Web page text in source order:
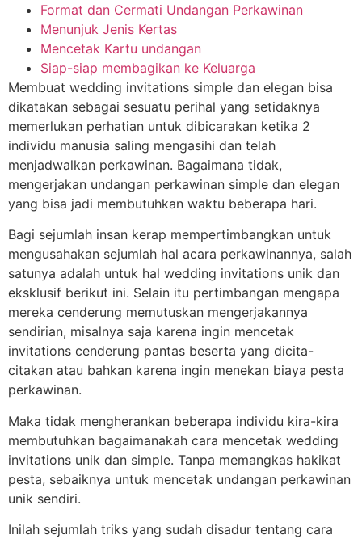
Format dan Cermati Undangan Perkawinan
Menunjuk Jenis Kertas
Mencetak Kartu undangan
Siap-siap membagikan ke Keluarga
Membuat wedding invitations simple dan elegan bisa
dikatakan sebagai sesuatu perihal yang setidaknya
memerlukan perhatian untuk dibicarakan ketika 2
individu manusia saling mengasihi dan telah
menjadwalkan perkawinan. Bagaimana tidak,
mengerjakan undangan perkawinan simple dan elegan
yang bisa jadi membutuhkan waktu beberapa hari.
Bagi sejumlah insan kerap mempertimbangkan untuk
mengusahakan sejumlah hal acara perkawinannya, salah
satunya adalah untuk hal wedding invitations unik dan
eksklusif berikut ini. Selain itu pertimbangan mengapa
mereka cenderung memutuskan mengerjakannya
sendirian, misalnya saja karena ingin mencetak
invitations cenderung pantas beserta yang dicita-
citakan atau bahkan karena ingin menekan biaya pesta
perkawinan.
Maka tidak mengherankan beberapa individu kira-kira
membutuhkan bagaimanakah cara mencetak wedding
invitations unik dan simple. Tanpa memangkas hakikat
pesta, sebaiknya untuk mencetak undangan perkawinan
unik sendiri.
Inilah sejumlah triks yang sudah disadur tentang cara